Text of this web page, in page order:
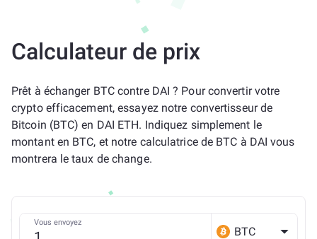
Calculateur de prix
Prêt à échanger BTC contre DAI ? Pour convertir votre
crypto efficacement, essayez notre convertisseur de
Bitcoin (BTC) en DAI ETH. Indiquez simplement le
montant en BTC, et notre calculatrice de BTC à DAI vous
montrera le taux de change.
Vous envoyez
BTC